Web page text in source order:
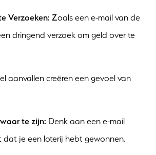
Verzoeken: Zoals een e-mail van de
dringend verzoek om geld over te
aanvallen creëren een gevoel van
te zijn: Denk aan een e-mail
dat je een loterij hebt gewonnen.